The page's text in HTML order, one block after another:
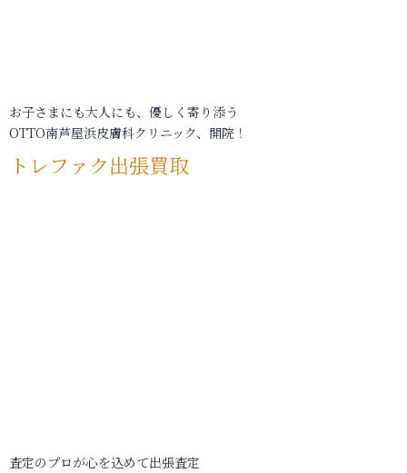
お子さまにも大人にも、優しく寄り添う
OTTO南芦屋浜皮膚科クリニック、開院！
トレファク出張買取
査定のプロが心を込めて出張査定